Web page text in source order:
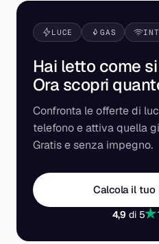
LUCE GAS
Hai letto come
Ora scopri
Confronta le offerte di
telefono e attiva quella
Gratis e senza impegno.
Calcola il tuo
4,9 di 5